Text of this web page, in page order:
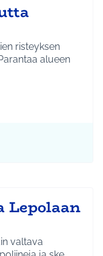
risteyksen
alueen
Lepolaan
valtava